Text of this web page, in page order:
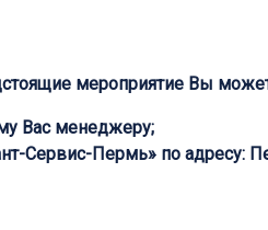
мероприятие Вы
Вас менеджеру;
Сервис-Пермь» по адресу: